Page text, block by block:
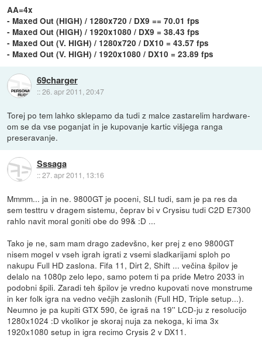
AA=4x
- Maxed Out (HIGH) / 1280x720 / DX9 == 70.01 fps
- Maxed Out (HIGH) / 1920x1080 / DX9 = 38.43 fps
- Maxed Out (V. HIGH) / 1280x720 / DX10 = 43.57 fps
- Maxed Out (V. HIGH) / 1920x1080 / DX10 = 23.89 fps
69charger
::26. apr 2011, 20:47
Torej po tem lahko sklepamo da tudi z malce zastarelim hardware-
om se da vse poganjat in je kupovanje kartic višjega ranga
preseravanje.
Sssaga
::27. apr 2011, 13:16
Mmmm... ja in ne. 9800GT je poceni, SLI tudi, sam je pa res da
sem testtru v dragem sistemu, čeprav bi v Crysisu tudi C2D E7300
rahlo navit moral goniti obe do 99& :D ...
Tako je ne, sam mam drago zadevšno, ker prej z eno 9800GT
nisem mogel v vseh igrah igrati z vsemi sladkarijami sploh po
nakupu Full HD zaslona. Fifa 11, Dirt 2, Shift ... večina špilov je
delalo na 1080p zelo lepo, samo potem ti pa pride Metro 2033 in
podobni špili. Zaradi teh špilov je vredno kupovati nove monstrume
in ker folk igra na vedno večjih zaslonih (Full HD, Triple setup...).
Neumno je pa kupiti GTX 590, če igraš na 19'' LCD-ju z resolucijo
1280x1024 :D vkolikor je skoraj nuja za nekoga, ki ima 3x
1920x1080 setup in igra recimo Crysis 2 v DX11.